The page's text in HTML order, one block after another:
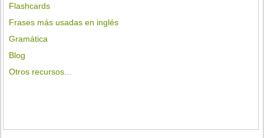
Flashcards
Frases más usadas en inglés
Gramática
Blog
Otros recursos...